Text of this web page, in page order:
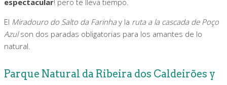
El Miradouro do Salto da Farinhay la ruta a la cascada de Poço
Azulson dos paradas obligatorias para los amantes de lo
natural.
Parque Natural da Ribeira dos Caldeirões y